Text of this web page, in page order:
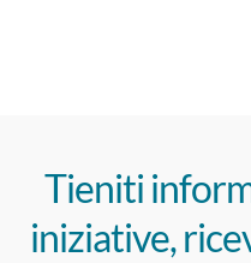
Tieniti
iniziative,